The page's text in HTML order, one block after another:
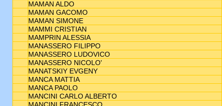
MAMAN ALDO
MAMAN GACOMO
MAMAN SIMONE
MAMMI CRISTIAN
MAMPRIN ALESSIA
MANASSERO FILIPPO
MANASSERO LUDOVICO
MANASSERO NICOLO'
MANATSKIY EVGENY
MANCA MATTIA
MANCA PAOLO
MANCINI CARLO ALBERTO